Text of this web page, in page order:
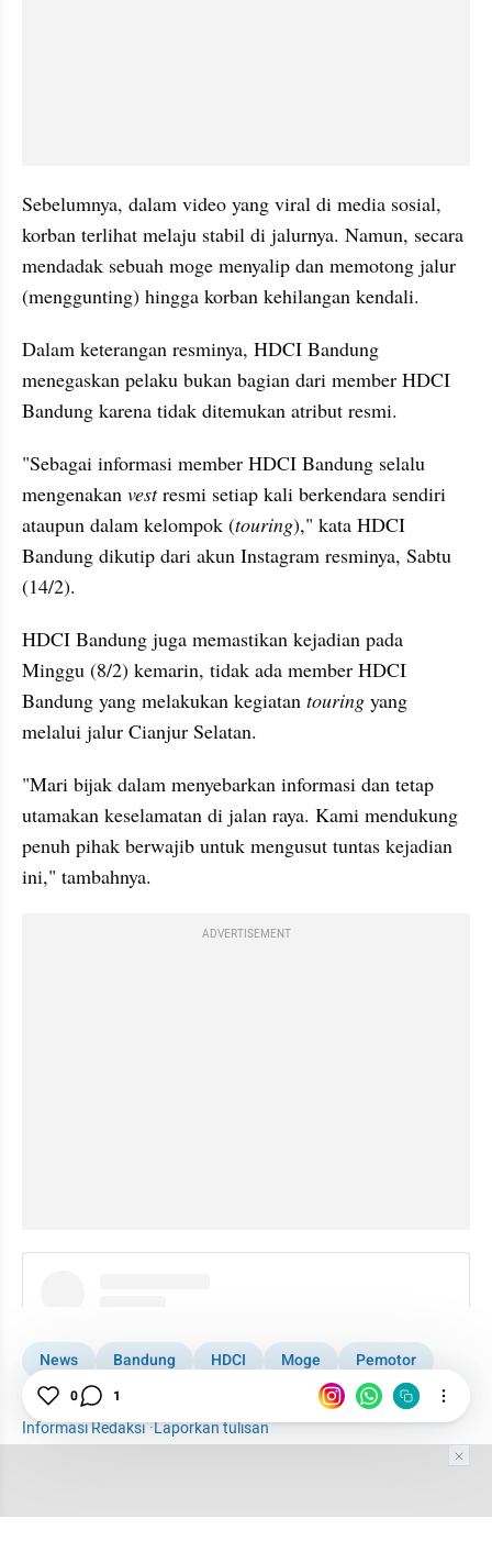
Sebelumnya, dalam video yang viral di media sosial,
korban terlihat melaju stabil di jalurnya. Namun, secara
mendadak sebuah moge menyalip dan memotong jalur
(menggunting) hingga korban kehilangan kendali.
Dalam keterangan resminya, HDCI Bandung
menegaskan pelaku bukan bagian dari member HDCI
Bandung karena tidak ditemukan atribut resmi.
"Sebagai informasi member HDCI Bandung selalu
mengenakan vest resmi setiap kali berkendara sendiri
ataupun dalam kelompok (touring)," kata HDCI
Bandung dikutip dari akun Instagram resminya, Sabtu
(14/2).
HDCI Bandung juga memastikan kejadian pada
Minggu (8/2) kemarin, tidak ada member HDCI
Bandung yang melakukan kegiatan touring yang
melalui jalur Cianjur Selatan.
"Mari bijak dalam menyebarkan informasi dan tetap
utamakan keselamatan di jalan raya. Kami mendukung
penuh pihak berwajib untuk mengusut tuntas kejadian
ini," tambahnya.
ADVERTISEMENT
News Bandung HDCI Moge
Pemotor
Cianjur
Informasi Redaksi·Laporkan tulisan
0 1